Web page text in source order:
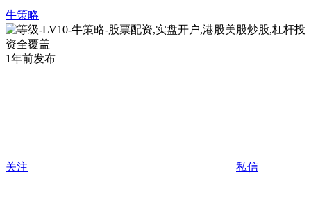
牛策略
1年前发布
关注 私信